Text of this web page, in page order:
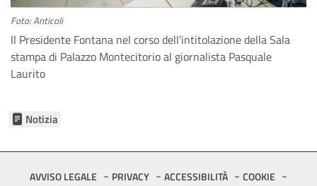
Foto: Anticoli
Il Presidente Fontana nel corso dell’intitolazione della Sala
stampa di Palazzo Montecitorio al giornalista Pasquale
Laurito
Notizia
FooterAVVISO LEGALE PRIVACY ACCESSIBILITÀ COOKIE